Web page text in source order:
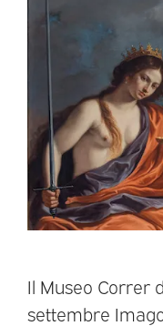
Il Museo Correr
settembre